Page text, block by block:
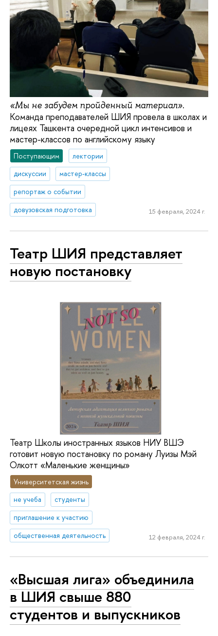
«Мы не забудем пройденный материал».
Команда преподавателей ШИЯ провела в школах и
лицеях Ташкента очередной цикл интенсивов и
мастер-классов по английскому языку
Поступающим
лектории
дискуссии
мастер-классы
репортаж о событии
довузовская подготовка
15 февраля, 2024 г.
Театр ШИЯ представляет
новую постановку
Театр Школы иностранных языков НИУ ВШЭ
готовит новую постановку по роману Луизы Мэй
Олкотт «Маленькие женщины»
Университетская жизнь
не учеба
студенты
приглашение к участию
общественная деятельность
12 февраля, 2024 г.
«Высшая лига» объединила
в ШИЯ свыше 880
студентов и выпускников